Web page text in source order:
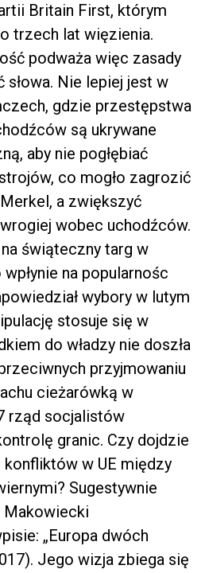
Britain First, którym
trzech lat więzienia.
podważa więc zasady
Nie lepiej jest w
gdzie przestępstwa
są ukrywane
aby nie pogłębiać
co mogło zagrozić
a zwiększyć
wobec uchodźców.
świąteczny targ w
na popularnośc
wybory w lutym
stosuje się w
do władzy nie doszła
przyjmowaniu
cieżarówką w
rząd socjalistów
granic. Czy dojdzie
w UE między
Sugestywnie
Makowiecki
„Europa dwóch
Jego wizja zbiega się